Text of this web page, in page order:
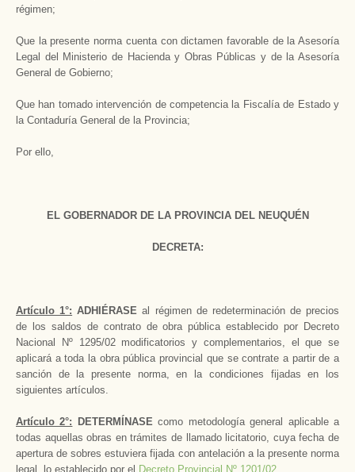
régimen;
Que la presente norma cuenta con dictamen favorable de la Asesoría
Legal del Ministerio de Hacienda y Obras Públicas y de la Asesoría
General de Gobierno;
Que han tomado intervención de competencia la Fiscalía de Estado y
la Contaduría General de la Provincia;
Por ello,
EL GOBERNADOR DE LA PROVINCIA DEL NEUQUÉN
DECRETA:
Artículo 1°: ADHIÉRASE al régimen de redeterminación de precios
de los saldos de contrato de obra pública establecido por Decreto
Nacional Nº 1295/02 modificatorios y complementarios, el que se
aplicará a toda la obra pública provincial que se contrate a partir de a
sanción de la presente norma, en la condiciones fijadas en los
siguientes artículos.
Artículo 2°: DETERMÍNASEcomo metodología general aplicable a
todas aquellas obras en trámites de llamado licitatorio, cuya fecha de
apertura de sobres estuviera fijada con antelación a la presente norma
legal, lo establecido por el Decreto Provincial Nº 1201/02